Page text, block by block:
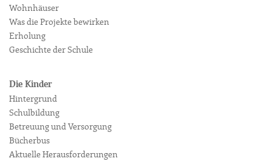
Wohnhäuser
Was die Projekte bewirken
Erholung
Geschichte der Schule
Die Kinder
Hintergrund
Schulbildung
Betreuung und Versorgung
Bücherbus
Aktuelle Herausforderungen